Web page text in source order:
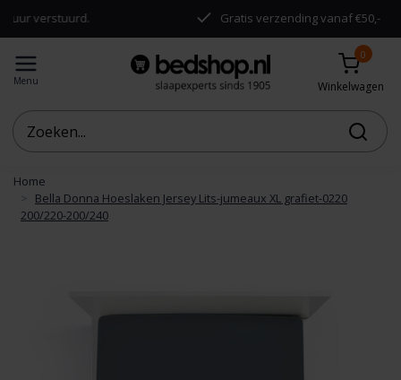
Gratis verzending vanaf €50,-
Menu
0
Winkelwagen
Home
Bella Donna Hoeslaken Jersey Lits-jumeaux XL grafiet-0220
200/220-200/240